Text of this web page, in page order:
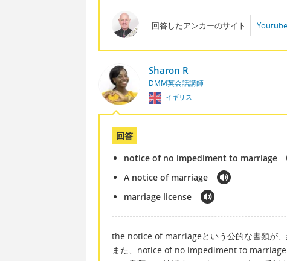
回答したアンカーのサイト Youtube
Sharon R
DMM英会話講師
イギリス
回答
notice of no impediment to marriage
A notice of marriage
marriage license
the notice of marriageという公的な書類が、
また、notice of no impediment to marriage